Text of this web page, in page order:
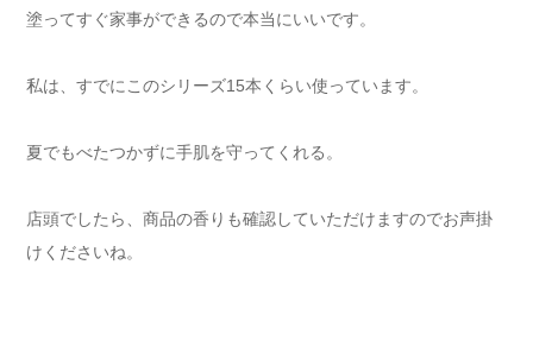
塗ってすぐ家事ができるので本当にいいです。
私は、すでにこのシリーズ15本くらい使っています。
夏でもべたつかずに手肌を守ってくれる。
店頭でしたら、商品の香りも確認していただけますのでお声掛
けくださいね。